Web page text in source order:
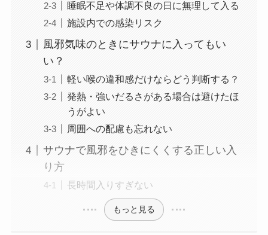
睡眠不足や体調不良の日に無理して入る
施設内での感染リスク
風邪気味のときにサウナに入ってもい
い？
軽い喉の違和感だけならどう判断する？
発熱・強いだるさがある場合は避けたほ
うがよい
周囲への配慮も忘れない
サウナで風邪をひきにくくする正しい入
り方
長時間入りすぎない
もっと見る